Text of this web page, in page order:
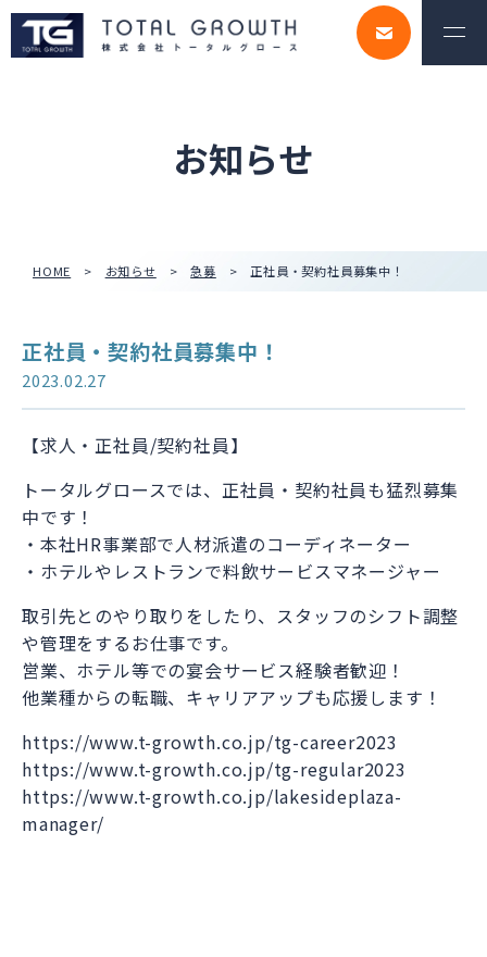
お知らせ
HOME お知らせ 急募 正社員・契約社員募集中！
正社員・契約社員募集中！
2023.02.27
【求人・正社員/契約社員】
トータルグロースでは、正社員・契約社員も猛烈募集
中です！
・本社HR事業部で人材派遣のコーディネーター
・ホテルやレストランで料飲サービスマネージャー
取引先とのやり取りをしたり、スタッフのシフト調整
や管理をするお仕事です。
営業、ホテル等での宴会サービス経験者歓迎！
他業種からの転職、キャリアアップも応援します！
https://www.t-growth.co.jp/tg-career2023
https://www.t-growth.co.jp/tg-regular2023
https://www.t-growth.co.jp/lakesideplaza-
manager/